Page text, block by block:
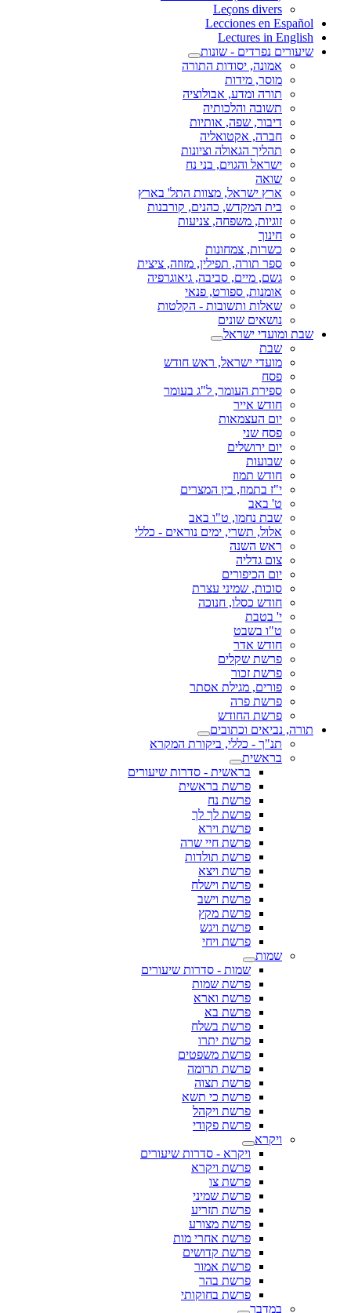
Leçons divers
Lecciones en Español
Lectures in English
שיעורים נפרדים - שונות
אמונה, יסודות התורה
מוסר, מידות
תורה ומדע, אבולוציה
תשובה והלכותיה
דיבור, שפה, אותיות
חברה, אקטואליה
תהליך הגאולה וציונות
ישראל והגוים, בני נח
שואה
ארץ ישראל, מצוות התל' בארץ
בית המקדש, כהנים, קורבנות
זוגיות, משפחה, צניעות
חינוך
כשרות, צמחונות
ספר תורה, תפילין, מזוזה, ציצית
גשם, מיים, סביבה, גיאוגרפיה
אומנות, ספורט, פנאי
שאלות ותשובות - הקלטות
נושאים שונים
שבת ומועדי ישראל
שבת
מועדי ישראל, ראש חודש
פסח
ספירת העומר, ל"ג בעומר
חודש אייר
יום העצמאות
פסח שני
יום ירושלים
שבועות
חודש תמוז
י"ז בתמוז, בין המצרים
ט' באב
שבת נחמו, ט"ו באב
אלול, תשרי, ימים נוראים - כללי
ראש השנה
צום גדליה
יום הכיפורים
סוכות, שמיני עצרת
חודש כסלו, חנוכה
י' בטבת
ט"ו בשבט
חודש אדר
פרשת שקלים
פרשת זכור
פורים, מגילת אסתר
פרשת פרה
פרשת החודש
תורה, נביאים וכתובים
תנ"ך - כללי, ביקורת המקרא
בראשית
בראשית - סדרות שיעורים
פרשת בראשית
פרשת נח
פרשת לך לך
פרשת וירא
פרשת חיי שרה
פרשת תולדות
פרשת ויצא
פרשת וישלח
פרשת וישב
פרשת מקץ
פרשת ויגש
פרשת ויחי
שמות
שמות - סדרות שיעורים
פרשת שמות
פרשת וארא
פרשת בא
פרשת בשלח
פרשת יתרו
פרשת משפטים
פרשת תרומה
פרשת תצוה
פרשת כי תשא
פרשת ויקהל
פרשת פקודי
ויקרא
ויקרא - סדרות שיעורים
פרשת ויקרא
פרשת צו
פרשת שמיני
פרשת תזריע
פרשת מצורע
פרשת אחרי מות
פרשת קדושים
פרשת אמור
פרשת בהר
פרשת בחוקותי
במדבר